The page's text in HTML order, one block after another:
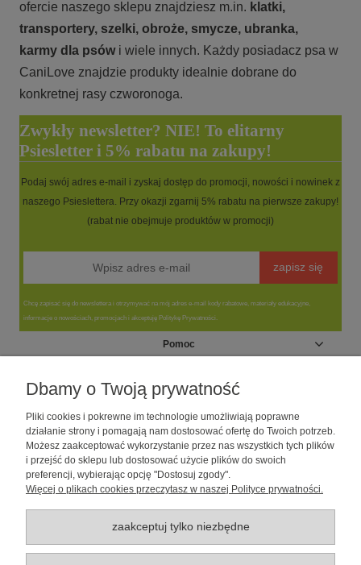
ofercie naszego sklepu znajdziesz m.in. klatki,
transportery, szelki, obroże, smycze, ubranka,
karmy dla psówi wiele innych. Każdy posiadacz psa w
CaniLove znajdzie produkty idealnie dobrane do
konkretnej rasy czworonoga.
Zwykły newsletter? NIE! To elitarny
Psiesletter i 5% rabatu na zakupy!
Podaj swój adres e-mail i zyskaj dostęp do promocji, nowości i nowinek z
naszego Psieslettera. Przy okazji zgarnij 5% rabatu na pierwsze zakupy!
(rabat nie obejmuje produktów w promocji)
zapisz się
Chcę zapisać się do newslettera i otrzymywać na mój adres e-mail kody rabatowe, materiały edukacyjne,
informacje o nowościach, promocjach i akceptuję Politykę Prywatności.
Pomoc
Moje konto
Informacje
O nas
Sklep dla psów caniLOVE| NIP: 5251057141 | ul. Strzelecka 54/56, 64-
010 Krzywiń, woj. wielkopolskie | telefon: 600 189 631, e-mail:
sklep@canilove.pl
Realizacja:Centrum Usług E-Commerce Łukasz Wiśniewski2021 |
Dbamy o Twoją prywatność
Pliki cookies i pokrewne im technologie umożliwiają poprawne
działanie strony i pomagają nam dostosować ofertę do Twoich potrzeb.
Możesz zaakceptować wykorzystanie przez nas wszystkich tych plików
i przejść do sklepu lub dostosować użycie plików do swoich
preferencji, wybierając opcję "Dostosuj zgody".
Więcej o plikach cookies przeczytasz w naszej Polityce prywatności.
zaakceptuj tylko niezbędne